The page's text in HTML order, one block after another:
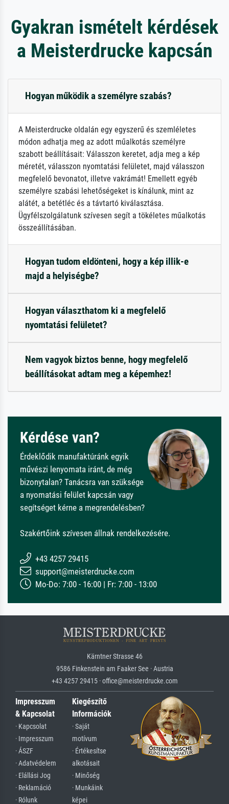
Gyakran ismételt kérdések
a Meisterdrucke kapcsán
Hogyan működik a személyre szabás?
A Meisterdrucke oldalán egy egyszerű és szemléletes
módon adhatja meg az adott műalkotás személyre
szabott beállításait: Válasszon keretet, adja meg a kép
méretét, válasszon nyomtatási felületet, majd válasszon
megfelelő bevonatot, illetve vakrámát! Emellett egyéb
személyre szabási lehetőségeket is kínálunk, mint az
alátét, a betétléc és a távtartó kiválasztása.
Ügyfélszolgálatunk szívesen segít a tökéletes műalkotás
összeállításában.
Hogyan tudom eldönteni, hogy a kép illik-e
majd a helyiségbe?
Hogyan választhatom ki a megfelelő
nyomtatási felületet?
Nem vagyok biztos benne, hogy megfelelő
beállításokat adtam meg a képemhez!
Kérdése van?
Érdeklődik manufaktúránk egyik
művészi lenyomata iránt, de még
bizonytalan? Tanácsra van szüksége
a nyomatási felület kapcsán vagy
segítséget kérne a megrendelésben?
Szakértőink szívesen állnak rendelkezésére.
+43 4257 29415
support@meisterdrucke.com
Mo-Do: 7:00 - 16:00 | Fr: 7:00 - 13:00
Kärntner Strasse 46
9586 Finkenstein am Faaker See · Austria
+43 4257 29415 · office@meisterdrucke.com
Impresszum
& Kapcsolat
· Kapcsolat
· Impresszum
· ÁSZF
· Adatvédelem
· Elállási Jog
· Reklamáció
· Rólunk
Kiegészítő
Információk
· Saját
motívum
· Értékesítse
alkotásait
· Minőség
· Munkáink
képei